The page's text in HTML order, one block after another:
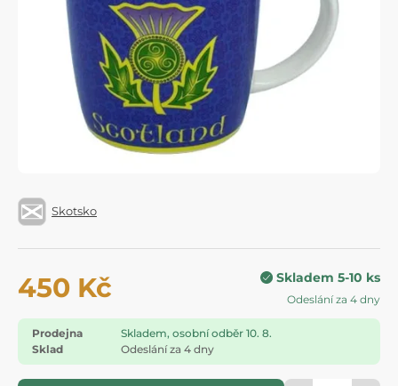
Skotsko
450 Kč Skladem 5-10 ks
Odeslání za 4 dny
Prodejna
Skladem, osobní odběr 10. 8.
Sklad
Odeslání za 4 dny